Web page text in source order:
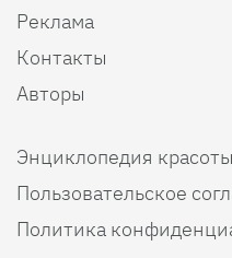
Реклама
Контакты
Авторы
Энциклопедия красоты
Пользовательское
Политика